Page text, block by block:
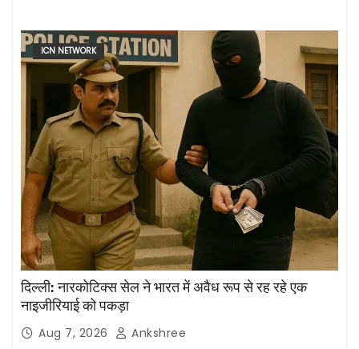
ICN NETWORK
दिल्ली: नारकोटिक्स सेल ने भारत में अवैध रूप से रह रहे एक
नाइजीरियाई को पकड़ा
Aug 7, 2026 Ankshree